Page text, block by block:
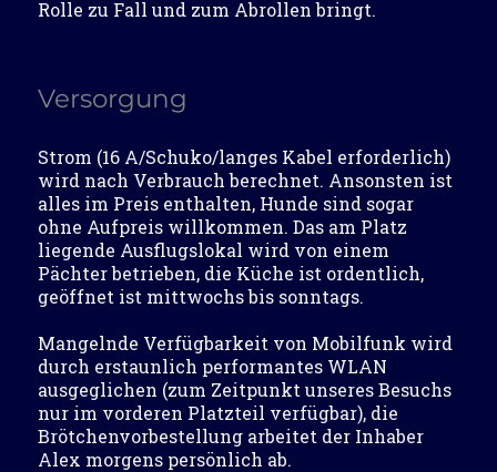
Rolle zu Fall und zum Abrollen bringt.
Versorgung
Strom (16 A/Schuko/langes Kabel erforderlich)
wird nach Verbrauch berechnet. Ansonsten ist
alles im Preis enthalten, Hunde sind sogar
ohne Aufpreis willkommen. Das am Platz
liegende Ausflugslokal wird von einem
Pächter betrieben, die Küche ist ordentlich,
geöffnet ist mittwochs bis sonntags.
Mangelnde Verfügbarkeit von Mobilfunk wird
durch erstaunlich performantes WLAN
ausgeglichen (zum Zeitpunkt unseres Besuchs
nur im vorderen Platzteil verfügbar), die
Brötchenvorbestellung arbeitet der Inhaber
Alex morgens persönlich ab.